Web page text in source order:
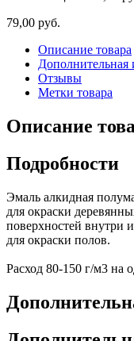
79,00 руб.
Описание товара
Отзывы
Метки товара
Описание
Подробности
Эмаль алкидная
для окраски
поверхностей внутри
для окраски полов.
Расход 80-150 г/м3 на